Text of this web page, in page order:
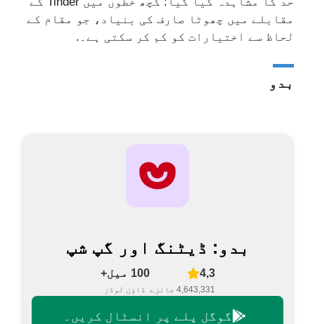
مقابلے میں چھوٹا صارف کی بنیاد، جو مقام کے
لحاظ سے اختیارات کو کم کر سکتی ہے۔.
بدو
بدو: ڈیٹنگ اور گپ شپ
4,3
4,643,331 جائزے
100 میل+
ڈاؤن لوڈز
گوگل پلے پر انسٹال کریں۔